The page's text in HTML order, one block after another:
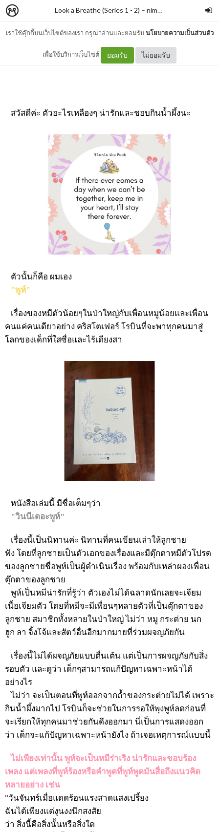
เราใช้คุ๊กกี้บนเว็บไซต์ของเรา กรุณาอ่านและยอมรับนโยบายความเป็นส่วนตัว
เพื่อใช้บริการเว็บไซต์ ยอมรับ ไม่ยอมรับ
Look a Breathe (Series 1 - 2) – nimon
#097 วินนี.....
สวัสดีค่ะ ตัวอะไรเหลืองๆ น่ารักและชอบกินน้ำผึ้งนะ
ตัวนั้นก็คือ ผมเอง
"พูห์"
เรื่องของหมีตัวน้อยๆในป่าใหญ่กับเพื่อนหมูน้อยและเพื่อน
คนแค่คนเดียวอย่าง คริสโตเฟอร์ โรบินที่จะพาทุกคนมาสู่
โลกของเด็กที่ใสซื่อและไร้เดียงสา
หนังสือเล่มนี้ มีชื่อเต็มๆว่า
"วินนีเดอะพูห์"
เรื่องนี้เป็นนิทานค่ะ นิทานที่คนเขียนเล่าให้ลูกชาย
ฟัง โดยที่ลูกชายเป็นตัวเอกของเรื่องและมีตุ๊กตาหมีตัวโปรด
ของลูกชายชื่อพูห์เป็นผู้ดำเนินเรื่อง พร้อมกับเหล่าผองเพื่อน
ตุ๊กตาของลูกชาย
พูห์เป็นหมีน่ารักที่รู้ว่า ตัวเองไม่ได้ฉลาดนักเลยจะเจียม
เนื้อเจียมตัว โดยที่หมีจะมีเพื่อนๆหลายตัวที่เป็นตุ๊กตาของ
ลูกชาย สมาชิกทั้งหลายในป่าใหญ่ ไม่ว่า หมู กระต่าย นก
ฮูก ลา จิ้งโจ้และสัตว์อื่นอีกมากมายที่ร่วมผจญภัยกัน
เรื่องนี้ไม่ได้ผจญภัยแบบตื่นเต้น แต่เป็นการผจญภัยกับสิ่ง
รอบตัว และดูว่า เด็กๆสามารถแก้ปัญหาเฉพาะหน้าได้
อย่างไร
ไม่ว่า จะเป็นตอนที่พูห์ออกจากถ้ำของกระต่ายไม่ได้ เพราะ
กินน้ำผึ้งมากไป โรบินก็จะช่วยในการรอให้พุงพูห์ลดก่อนที่
จะเรียกให้ทุกคนมาช่วยกันดึงออกมา นี่เป็นการแสดงออก
ว่า เด็กจะแก้ปัญหาเฉพาะหน้ายังไง ถ้าเจอเหตุการณ์แบบนี้
ไม่เพียงเท่านั้น พูห์จะเป็นหมีร่าเริง น่ารักและชอบร้อง
เพลง แต่เพลงที่พูห์ร้องหรือคำพูดที่พูห์พูดมันสื่อถึงแนวคิด
หลายอย่าง เช่น
"วันจันทร์เมื่อแดดร้อนแรงสาดแสงเปรี้ยง
ฉันได้เพียงแต่งุนงงนึกสงสัย
ว่า สิ่งนี้คือสิ่งนั้นหรือสิ่งใด